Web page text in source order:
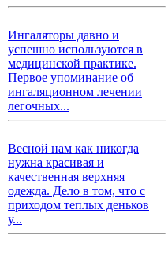
Ингаляторы давно и
успешно используются в
медицинской практике.
Первое упоминание об
ингаляционном лечении
легочных...
Весной нам как никогда
нужна красивая и
качественная верхняя
одежда. Дело в том, что с
приходом теплых деньков
у...